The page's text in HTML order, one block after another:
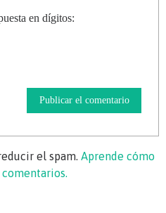
en dígitos:
el spam. Aprende cómo